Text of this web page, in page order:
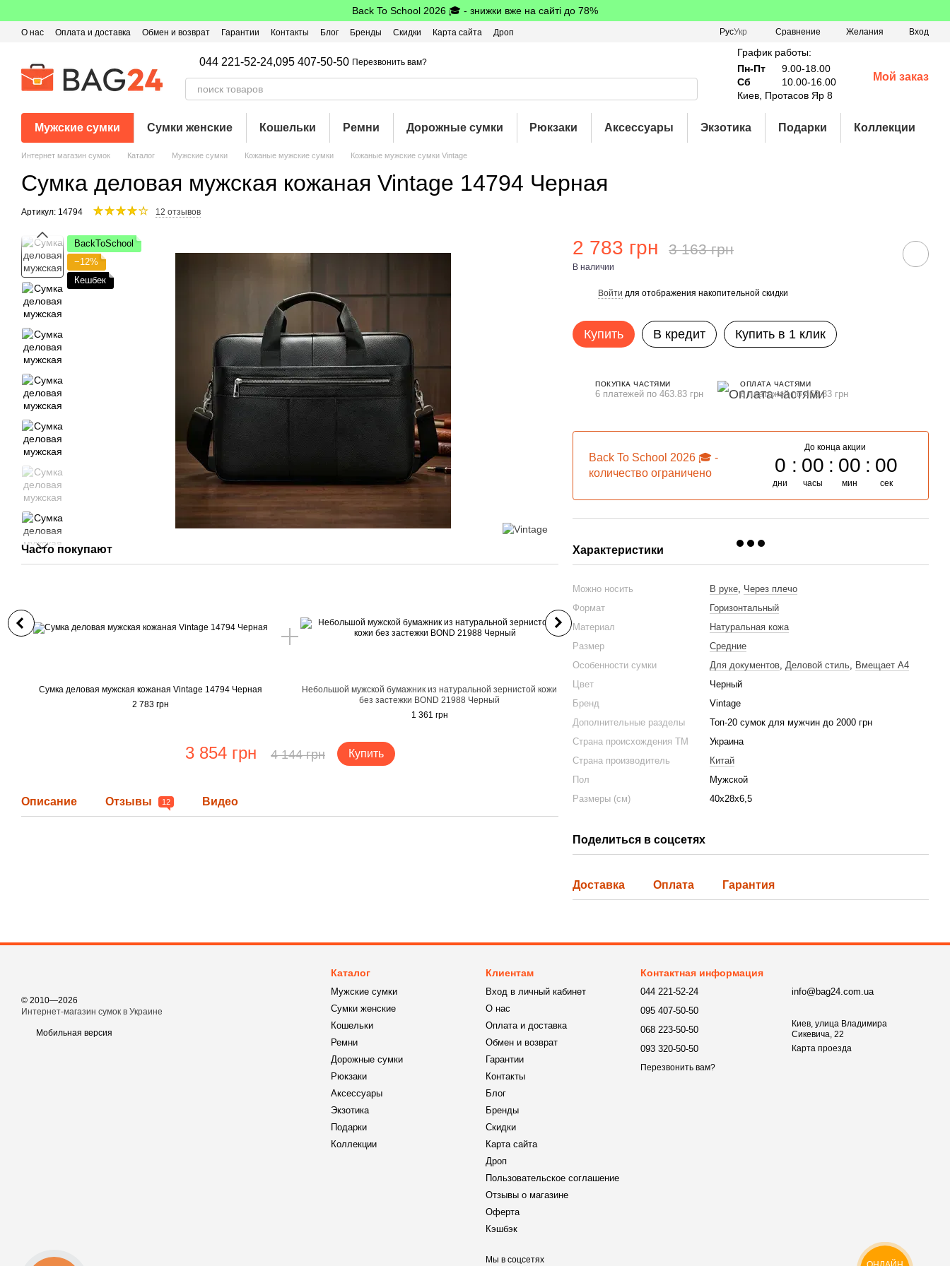
Back To School 2026 🎓 - знижки вже на сайті до 78%
О нас Оплата и доставка Обмен и возврат Гарантии Контакты Блог Бренды Скидки Карта сайта
Дроп
РусУкр Сравнение Желания Вход
044 221-52-24,095 407-50-50 Перезвонить вам?
График работы:
Пн-Пт
9.00-18.00
Сб
10.00-16.00
Киев, Протасов Яр 8
Мой заказ
Мужские сумки Сумки женские Кошельки Ремни Дорожные сумки Рюкзаки Аксессуары Экзотика Подарки Коллекции
Интернет магазин сумок Каталог Мужские сумки Кожаные мужские сумки Кожаные мужские сумки Vintage
Сумка деловая мужская кожаная Vintage 14794 Черная
Артикул: 14794 12 отзывов
BackToSchool
−12%
Кешбек
Часто покупают
Сумка деловая мужская кожаная Vintage 14794 Черная
2 783 грн
Небольшой мужской бумажник из натуральной зернистой кожи
без застежки BOND 21988 Черный
1 361 грн
3 854 грн 4 144 грн Купить
Часто купують разом
Сумка деловая мужская кожаная Vintage 14794 Черная
4 206 грн
Описание Отзывы 12 Видео
2 783 грн 3 163 грн
В наличии
Войти для отображения накопительной скидки
Купить В кредит Купить в 1 клик
ПОКУПКА ЧАСТЯМИ
6 платежей по 463.83 грн
ОПЛАТА ЧАСТЯМИ
6 платежей по 463.83 грн
Back To School 2026 🎓 -
количество ограничено
До конца акции
0
дни
00
часы
00
мин
00
сек
Характеристики
Можно носить В руке, Через плечо
Формат
Горизонтальный
Материал
Натуральная кожа
Размер
Средние
Особенности сумки
Для документов,Деловой стиль, Вмещает А4
Цвет
Черный
Бренд
Vintage
Дополнительные разделы
Топ-20 сумок для мужчин до 2000 грн
Страна происхождения ТМ
Украина
Страна производитель
Китай
Пол
Мужской
Размеры (см)
40х28х6,5
Поделиться в соцсетях
Доставка Оплата Гарантия
© 2010—2026
Интернет-магазин сумок в Украине
Мобильная версия
Каталог
Мужские сумки
Сумки женские
Кошельки
Ремни
Дорожные сумки
Рюкзаки
Аксессуары
Экзотика
Подарки
Коллекции
Клиентам
Вход в личный кабинет
О нас
Оплата и доставка
Обмен и возврат
Гарантии
Контакты
Блог
Бренды
Скидки
Карта сайта
Дроп
Пользовательское соглашение
Отзывы о магазине
Оферта
Кэшбэк
Мы в соцсетях
Контактная информация
044 221-52-24
095 407-50-50
068 223-50-50
093 320-50-50
Перезвонить вам?
info@bag24.com.ua
Киев, улица Владимира
Сикевича, 22
Карта проезда